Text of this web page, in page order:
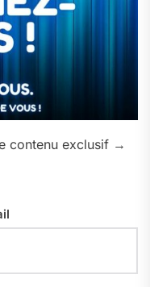
contenu exclusif →